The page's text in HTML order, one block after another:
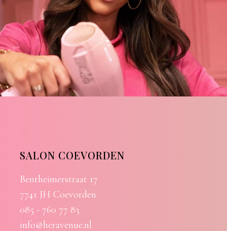
SALON COEVORDEN
Bentheimerstraat 17
7741 JH Coevorden
085 - 760 77 83
info@heravenue.nl